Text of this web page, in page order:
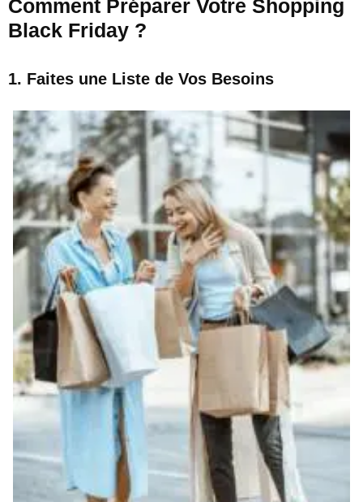
Comment Préparer Votre Shopping
Black Friday ?
1. Faites une Liste de Vos Besoins